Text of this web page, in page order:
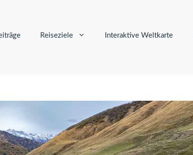
Reiseziele Interaktive Weltkarte